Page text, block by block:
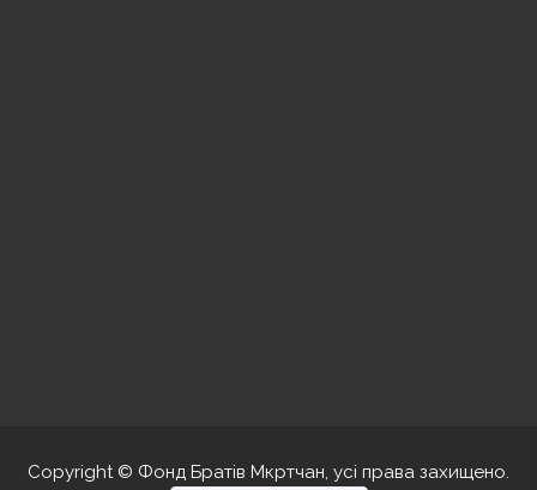
Copyright © Фонд Братів Мкртчан, усі права захищено.